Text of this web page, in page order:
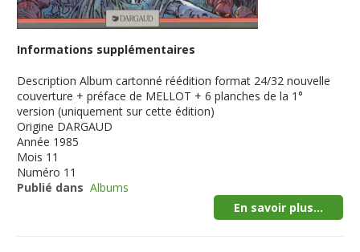
Informations supplémentaires
Description Album cartonné réédition format 24/32 nouvelle
couverture + préface de MELLOT + 6 planches de la 1°
version (uniquement sur cette édition)
Origine DARGAUD
Année 1985
Mois 11
Numéro 11
Publié dans Albums
En savoir plus...